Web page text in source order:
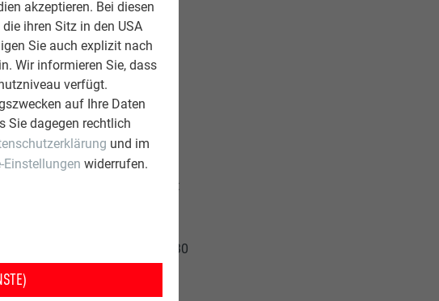
akzeptieren. Bei diesen
ihren Sitz in den USA
Sie auch explizit nach
Wir informieren Sie, dass
verfügt.
auf Ihre Daten
Sie dagegen rechtlich
und im
Einstellungen widerrufen.
mit der Entwicklung,
erfolgreich. Insgesamt
Produktion der über 4.000
PREFA ist Teil der
5.000 Mitarbeiter in über 30